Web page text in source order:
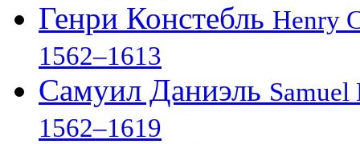
Генри Констебль Henry
1562–1613
Самуил Даниэль Samuel
1562–1619